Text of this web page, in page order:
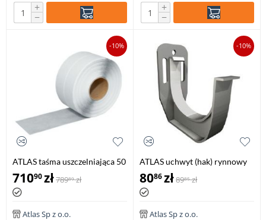
+
−
+
−
-10%
ATLAS taśma uszczelniająca 50
mb /szer. 12cm/
71090zł78989 zł
Atlas Sp z o.o.
-10%
ATLAS uchwyt (hak) rynnowy
75 mm (4 szt.), brązowy z
wkrętami
8086zł8985 zł
Atlas Sp z o.o.